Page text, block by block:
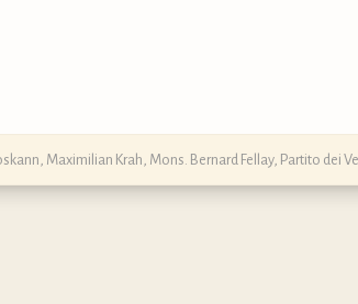
, Maximilian Krah, Mons. Bernard Fellay, Partito dei